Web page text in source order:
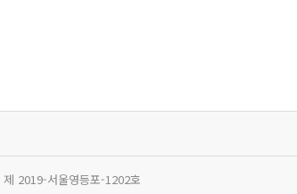
제 2019-서울영등포-1202호